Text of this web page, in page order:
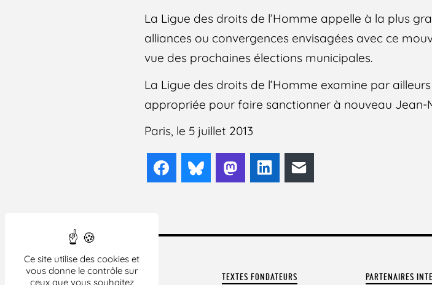
Ce site utilise des cookies et
vous donne le contrôle sur
ceux que vous souhaitez
La Ligue des droits de l’Homme appelle à la plus
alliances ou convergences envisagées avec ce
vue des prochaines élections municipales.
La Ligue des droits de l’Homme examine par
appropriée pour faire sanctionner à nouveau Jean-
Paris, le 5 juillet 2013
FacebookBlueskyMastodonLinkedIn
TEXTES FONDATEURS PARTENAIRES